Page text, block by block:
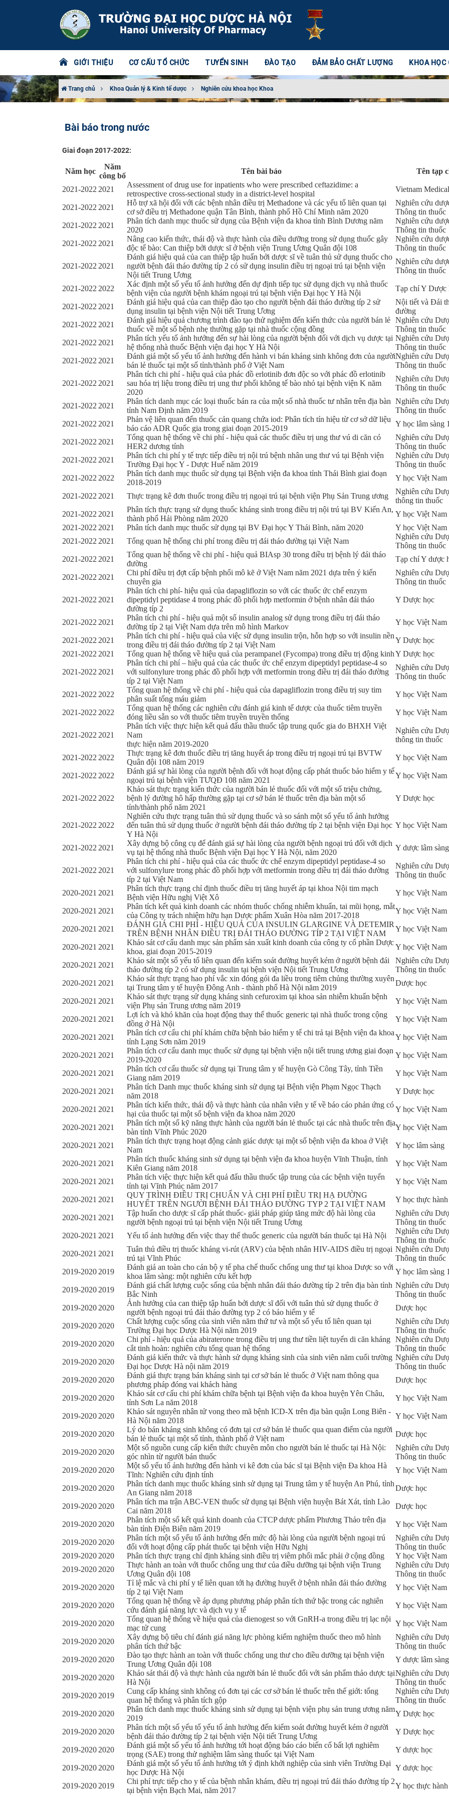
GIỚI THIỆU CƠ CẤU TỔ CHỨC TUYỂN SINH ĐÀO TẠO ĐẢM BẢO CHẤT LƯỢNG KHOA HỌC
Trang chủ Khoa Quản lý & Kinh tế dược Nghiên cứu khoa học Khoa
Bài báo trong nước
Giai đoạn 2017-2022:
Năm học
Năm
công bố
Tên bài báo Tên tạp
2021-2022 2021
Assessment of drug use for inpatients who were prescribed ceftazidime: a
retrospective cross-sectional study in a district-level hospital
Vietnam
2021-2022 2021
Hỗ trợ xã hội đối với các bệnh nhân điều trị Methadone và các yếu tố liên quan tại
cơ sở điều trị Methadone quận Tân Bình, thành phố Hồ Chí Minh năm 2020
Nghiên cứu
Thông tin thuốc
2021-2022 2021
Phân tích danh mục thuốc sử dụng của Bệnh viện đa khoa tỉnh Bình Dương năm
2020
Nghiên cứu
Thông tin thuốc
2021-2022 2021
Nâng cao kiến thức, thái độ và thực hành của điều dưỡng trong sử dụng thuốc gây
độc tế bào: Can thiệp bởi dược sĩ ở bệnh viện Trung Ương Quân đội 108
Nghiên cứu
Thông tin thuốc
2021-2022 2021
Đánh giá hiệu quả của can thiệp tập huấn bởi dược sĩ về tuân thủ sử dụng thuốc cho
người bệnh đái tháo đường típ 2 có sử dụng insulin điều trị ngoại trú tại bệnh viện
Nội tiết Trung Ương
Nghiên cứu
Thông tin thuốc
2021-2022 2022
Xác định một số yếu tố ảnh hưởng đến dự định tiếp tục sử dụng dịch vụ nhà thuốc
bệnh viện của người bệnh khám ngoại trú tại bệnh viện Đại học Y Hà Nội
Tạp chí Y Dược
2021-2022 2021
Đánh giá hiệu quả của can thiệp đào tạo cho người bệnh đái tháo đường típ 2 sử
dụng insulin tại bệnh viện Nội tiết Trung Ương
Nội tiết và Đái
đường
2021-2022 2021
Đánh giá hiệu quả chương trình đào tạo thử nghiệm đến kiến thức của người bán lẻ
thuốc về một số bệnh nhẹ thường gặp tại nhà thuốc cộng đồng
Nghiên cứu
Thông tin thuốc
2021-2022 2021
Phân tích yếu tố ảnh hưởng đến sự hài lòng của người bệnh đối với dịch vụ dược tại
hệ thống nhà thuốc Bệnh viện đại học Y Hà Nội
Nghiên cứu
Thông tin thuốc
2021-2022 2021
Đánh giá một số yếu tố ảnh hưởng đến hành vi bán kháng sinh không đơn của người
bán lẻ thuốc tại một số tỉnh/thành phố ở Việt Nam
Nghiên cứu
Thông tin thuốc
2021-2022 2021
Phân tích chi phí - hiệu quả của phác đồ erlotinib đơn độc so với phác đồ erlotinib
sau hóa trị liệu trong điều trị ung thư phổi không tế bào nhỏ tại bệnh viện K năm
2020
Nghiên cứu
Thông tin thuốc
2021-2022 2021
Phân tích danh mục các loại thuốc bán ra của một số nhà thuốc tư nhân trên địa bàn
tỉnh Nam Định năm 2019
Nghiên cứu
Thông tin thuốc
2021-2022 2021
Phản vệ liên quan đến thuốc cản quang chứa iod: Phân tích tín hiệu từ cơ sở dữ liệu
báo cáo ADR Quốc gia trong giai đoạn 2015-2019
Y học lâm sàng
2021-2022 2021
Tổng quan hệ thống về chi phí - hiệu quả các thuốc điều trị ung thư vú di căn có
HER2 dương tính
Nghiên cứu
Thông tin thuốc
2021-2022 2021
Phân tích chi phí y tế trực tiếp điều trị nội trú bệnh nhân ung thư vú tại Bệnh viện
Trường Đại học Y - Dược Huế năm 2019
Nghiên cứu
Thông tin thuốc
2021-2022 2022
Phân tích danh mục thuốc sử dụng tại Bệnh viện đa khoa tỉnh Thái Bình giai đoạn
2018-2019
Y học Việt Nam
2021-2022 2021 Thực trạng kê đơn thuốc trong điều trị ngoại trú tại bệnh viện Phụ Sản Trung ương
Nghiên cứu
thông tin thuốc
2021-2022 2021
Phân tích thực trạng sử dụng thuốc kháng sinh trong điều trị nội trú tại BV Kiến An,
thành phố Hải Phòng năm 2020
Y học Việt Nam
2021-2022 2021 Phân tích danh mục thuốc sử dụng tại BV Đại học Y Thái Bình, năm 2020
Y học Việt Nam
2021-2022 2021 Tổng quan hệ thống chi phí trong điều trị đái tháo đường tại Việt Nam
Nghiên cứu
Thông tin thuốc
2021-2022 2021
Tổng quan hệ thống về chi phí - hiệu quả BIAsp 30 trong điều trị bệnh lý đái tháo
đường
Tạp chí Y dược
2021-2022 2021
Chi phí điều trị đợt cấp bệnh phổi mô kẽ ở Việt Nam năm 2021 dựa trên ý kiến
chuyên gia
Nghiên cứu
Thông tin thuốc
2021-2022 2021
Phân tích chi phí- hiệu quả của dapagliflozin so với các thuốc ức chế enzym
dipeptidyl peptidase 4 trong phác đồ phối hợp metformin ở bệnh nhân đái tháo
đường típ 2
Y Dược học
2021-2022 2021
Phân tích chi phí - hiệu quả một số insulin analog sử dụng trong điều trị đái tháo
đường típ 2 tại Việt Nam dựa trên mô hình Markov
Y học Việt Nam
2021-2022 2021
Phân tích chi phí - hiệu quả của việc sử dụng insulin trộn, hỗn hợp so với insulin nền
trong điều trị đái tháo đường típ 2 tại Việt Nam
Y Dược học
2021-2022 2021 Tổng quan hệ thống về hiệu quả của perampanel (Fycompa) trong điều trị động kinhY Dược học
2021-2022 2021
Phân tích chi phí – hiệu quả của các thuốc ức chế enzym dipeptidyl peptidase-4 so
với sulfonylure trong phác đồ phối hợp với metformin trong điều trị đái tháo đường
típ 2 tại Việt Nam
Nghiên cứu
Thông tin thuốc
2021-2022 2022
Tổng quan hệ thống về chi phí - hiệu quả của dapagliflozin trong điều trị suy tim
phân suất tống máu giảm
Y học Việt Nam
2021-2022 2022
Tổng quan hệ thống các nghiên cứu đánh giá kinh tế dược của thuốc tiêm truyền
đóng liều sẵn so với thuốc tiêm truyền truyền thống
Y học Việt Nam
2021-2022 2021
Phân tích việc thực hiện kết quả đấu thầu thuốc tập trung quốc gia do BHXH Việt
Nam
thực hiện năm 2019-2020
Nghiên cứu
thông tin thuốc
2021-2022 2022
Thực trạng kê đơn thuốc điều trị tăng huyết áp trong điều trị ngoại trú tại BVTW
Quân đội 108 năm 2019
Y học Việt Nam
2021-2022 2022
Đánh giá sự hài lòng của người bệnh đối với hoạt động cấp phát thuốc bảo hiểm y tế
ngoại trú tại bệnh viện TƯQĐ 108 năm 2021
Y học Việt Nam
2021-2022 2022
Khảo sát thực trạng kiến thức của người bán lẻ thuốc đối với một số triệu chứng,
bệnh lý đường hô hấp thường gặp tại cơ sở bán lẻ thuốc trên địa bàn một số
tỉnh/thành phố năm 2021
Y Dược học
2021-2022 2022
Nghiên cứu thực trạng tuân thủ sử dụng thuốc và so sánh một số yếu tố ảnh hưởng
đến tuân thủ sử dụng thuốc ở người bệnh đái tháo đường típ 2 tại bệnh viện Đại học
Y Hà Nội
Y học Việt Nam
2021-2022 2021
Xây dựng bộ công cụ để đánh giá sự hài lòng của người bệnh ngoại trú đối với dịch
vụ tại hệ thống nhà thuốc Bệnh viện Đại học Y Hà Nội, năm 2020
Y dược lâm
2021-2022 2021
Phân tích chi phí - hiệu quả của các thuốc ức chế enzym dipeptidyl peptidase-4 so
với sulfonylure trong phác đồ phối hợp với metformin trong điều trị đái tháo đường
típ 2 tại Việt Nam
Nghiên cứu
Thông tin thuốc
2020-2021 2021
Phân tích thực trạng chỉ định thuốc điều trị tăng huyết áp tại khoa Nội tim mạch
Bệnh viện Hữu nghị Việt Xô
Y học Việt Nam
2020-2021 2021
Phân tích kết quả kinh doanh các nhóm thuốc chống nhiễm khuẩn, tai mũi họng, mắt
của Công ty trách nhiệm hữu hạn Dược phẩm Xuân Hòa năm 2017-2018
Y học Việt Nam
2020-2021 2021
ĐÁNH GIÁ CHI PHÍ - HIỆU QUẢ CỦA INSULIN GLARGINE VÀ DETEMIR
TRÊN BỆNH NHÂN ĐIỀU TRỊ ĐÁI THÁO ĐƯỜNG TÍP 2 TẠI VIỆT NAM
Y học Việt Nam
2020-2021 2021
Khảo sát cơ cấu danh mục sản phẩm sản xuất kinh doanh của công ty cổ phần Dược
khoa, giai đoạn 2015-2019
Y học Việt Nam
2020-2021 2021
Khảo sát một số yếu tố liên quan đến kiểm soát đường huyết kém ở người bệnh đái
tháo đường típ 2 có sử dụng insulin tại bệnh viện Nội tiết Trung Ương
Nghiên cứu
Thông tin thuốc
2020-2021 2021
Khảo sát thực trạng hao phí vắc xin đóng gói đa liều trong tiêm chủng thường xuyên
tại Trung tâm y tế huyện Đông Anh - thành phố Hà Nội năm 2019
Dược học
2020-2021 2021
Khảo sát thực trạng sử dụng kháng sinh cefuroxim tại khoa sản nhiễm khuẩn bệnh
viện Phụ sản Trung ương năm 2019
Y học Việt Nam
2020-2021 2021
Lợi ích và khó khăn của hoạt động thay thế thuốc generic tại nhà thuốc trong cộng
đồng ở Hà Nội
Y học Việt Nam
2020-2021 2021
Phân tích cơ cấu chi phí khám chữa bệnh bảo hiểm y tế chi trả tại Bệnh viện đa khoa
tỉnh Lạng Sơn năm 2019
Y học Việt Nam
2020-2021 2021
Phân tích cơ cấu danh mục thuốc sử dụng tại bệnh viện nội tiết trung ương giai đoạn
2019-2020
Y học Việt Nam
2020-2021 2021
Phân tích cơ cấu thuốc sử dụng tại Trung tâm y tế huyện Gò Công Tây, tỉnh Tiền
Giang năm 2019
Y học Việt Nam
2020-2021 2021
Phân tích Danh mục thuốc kháng sinh sử dụng tại Bệnh viện Phạm Ngọc Thạch
năm 2018
Y Dược học
2020-2021 2021
Phân tích kiến thức, thái độ và thực hành của nhân viên y tế về báo cáo phản ứng có
hại của thuốc tại một số bệnh viện đa khoa năm 2020
Y học Việt Nam
2020-2021 2021
Phân tích một số kỹ năng thực hành của người bán lẻ thuốc tại các nhà thuốc trên địa
bàn tỉnh Vĩnh Phúc 2020
Y học Việt Nam
2020-2021 2021
Phân tích thực trạng hoạt động cảnh giác dược tại một số bệnh viện đa khoa ở Việt
Nam
Y học lâm sàng
2020-2021 2021
Phân tích thuốc kháng sinh sử dụng tại bệnh viện đa khoa huyện Vĩnh Thuận, tỉnh
Kiên Giang năm 2018
Y học Việt Nam
2020-2021 2021
Phân tích việc thực hiện kết quả đấu thầu thuốc tập trung của các bệnh viện tuyến
tỉnh tại Vĩnh Phúc năm 2017
Y học Việt Nam
2020-2021 2021
QUY TRÌNH ĐIỀU TRỊ CHUẨN VÀ CHI PHÍ ĐIỀU TRỊ HẠ ĐƯỜNG
HUYẾT TRÊN NGƯỜI BỆNH ĐÁI THÁO ĐƯỜNG TYP 2 TẠI VIỆT NAM
Y học thực hành
2020-2021 2021
Tập huấn cho dược sĩ cấp phát thuốc- giải pháp giúp tăng mức độ hài lòng của
người bệnh ngoại trú tại bệnh viện Nội tiết Trung Ương
Nghiên cứu
Thông tin thuốc
2020-2021 2021 Yếu tố ảnh hưởng đến việc thay thế thuốc generic của người bán thuốc tại Hà Nội
Nghiên cứu
Thông tin thuốc
2020-2021 2021
Tuân thủ điều trị thuốc kháng vi-rút (ARV) của bệnh nhân HIV-AIDS điều trị ngoại
trú tại Vĩnh Phúc
Nghiên cứu
Thông tin thuốc
2019-2020 2019
Đánh giá an toàn cho cán bộ y tế pha chế thuốc chống ung thư tại khoa Dược so với
khoa lâm sàng: một nghiên cứu kết hợp
Y học lâm sàng
2019-2020 2019
Đánh giá chất lượng cuộc sống của bệnh nhân đái tháo đường típ 2 trên địa bàn tỉnh
Bắc Ninh
Nghiên cứu
Thông tin thuốc
2019-2020 2020
Ảnh hưởng của can thiệp tập huấn bởi dược sĩ đối với tuân thủ sử dụng thuốc ở
người bệnh ngoại trú đái tháo đường typ 2 có bảo hiểm y tế
Dược học
2019-2020 2020
Chất lượng cuộc sống của sinh viên năm thứ tư và một số yếu tố liên quan tại
Trường Đại học Dược Hà Nội năm 2019
Nghiên cứu
Thông tin thuốc
2019-2020 2020
Chi phí - hiệu quả của abiraterone trong điều trị ung thư tiền liệt tuyến di căn kháng
cắt tinh hoàn: nghiên cứu tổng quan hệ thống
Nghiên cứu
Thông tin thuốc
2019-2020 2020
Đánh giá kiến thức và thực hành sử dụng kháng sinh của sinh viên năm cuối trường
Đại học Dược Hà nội năm 2019
Nghiên cứu
Thông tin thuốc
2019-2020 2020
Đánh giá thực trạng bán kháng sinh tại cơ sở bán lẻ thuốc ở Việt nam thông qua
phương pháp đóng vai khách hàng
Dược học
2019-2020 2020
Khảo sát cơ cấu chi phí khám chữa bệnh tại Bệnh viện đa khoa huyện Yên Châu,
tỉnh Sơn La năm 2018
Y học Việt Nam
2019-2020 2020
Khảo sát nguyên nhân tử vong theo mã bệnh ICD-X trên địa bàn quận Long Biên -
Hà Nội năm 2018
Y học Việt Nam
2019-2020 2020
Lý do bán kháng sinh không có đơn tại cơ sở bán lẻ thuốc qua quan điểm của người
bán lẻ thuốc tại một số tỉnh, thành phố ở Việt nam
Dược học
2019-2020 2020
Một số nguồn cung cấp kiến thức chuyên môn cho người bán lẻ thuốc tại Hà Nội:
góc nhìn từ người bán thuốc
Nghiên cứu
Thông tin thuốc
2019-2020 2020
Một số yếu tố ảnh hưởng đến hành vi kê đơn của bác sĩ tại Bệnh viện Đa khoa Hà
Tĩnh: Nghiên cứu định tính
Y học Việt Nam
2019-2020 2020
Phân tích danh mục thuốc kháng sinh sử dụng tại Trung tâm y tế huyện An Phú, tỉnh
An Giang năm 2018
Dược học
2019-2020 2020
Phân tích ma trận ABC-VEN thuốc sử dụng tại Bệnh viện huyện Bát Xát, tỉnh Lào
Cai năm 2018
Dược học
2019-2020 2020
Phân tích một số kết quả kinh doanh của CTCP dược phẩm Phương Thảo trên địa
bàn tỉnh Điện Biên năm 2019
Y học Việt Nam
2019-2020 2020
Phân tích một số yếu tố ảnh hưởng đến mức độ hài lòng của người bệnh ngoại trú
đối với hoạt động cấp phát thuốc tại bệnh viện Hữu Nghị
Nghiên cứu
Thông tin thuốc
2019-2020 2020 Phân tích thực trạng chỉ định kháng sinh điều trị viêm phổi mắc phải ở cộng đồng
Y học Việt Nam
2019-2020 2020
Thực hành an toàn với thuốc chống ung thư của điều dưỡng tại bệnh viện Trung
Ương Quân đội 108
Nghiên cứu
Thông tin thuốc
2019-2020 2020
Tỉ lệ mắc và chi phí y tế liên quan tới hạ đường huyết ở bệnh nhân đái tháo đường
típ 2 tại Việt Nam
Y học Việt Nam
2019-2020 2020
Tổng quan hệ thống về áp dụng phương pháp phân tích thứ bậc trong các nghiên
cứu đánh giá năng lực và dịch vụ y tế
Y học Việt Nam
2019-2020 2020
Tổng quan hệ thống về hiệu quả của dienogest so với GnRH-a trong điều trị lạc nội
mạc tử cung
Y học Việt Nam
2019-2020 2020
Xây dựng bộ tiêu chí đánh giá năng lực phòng kiểm nghiệm thuốc theo mô hình
phân tích thứ bậc
Nghiên cứu
Thông tin thuốc
2019-2020 2020
Đào tạo thực hành an toàn với thuốc chống ung thư cho điều dưỡng tại bệnh viện
Trung Ương Quân đội 108
Y dược lâm
2019-2020 2020
Khảo sát thái độ và thực hành của người bán lẻ thuốc đối với sản phẩm thảo dược tại
Hà Nội
Nghiên cứu
Thông tin thuốc
2019-2020 2019
Cung cấp kháng sinh không có đơn tại các cơ sở bán lẻ thuốc trên thế giới: tổng
quan hệ thống và phân tích gộp
Nghiên cứu
Thông tin thuốc
2019-2020 2020
Phân tích danh mục thuốc kháng sinh sử dụng tại bệnh viện phụ sản trung ương năm
2019
Y Dược học
2019-2020 2020
Phân tích một số yếu tố yếu tố ảnh hưởng đến kiểm soát đường huyết kém ở người
bệnh đái tháo đường típ 2 tại bệnh viện Nội tiết Trung Ương
Y Dược học
2019-2020 2020
Đánh giá một số yếu tố ảnh hưởng tới hoạt động báo cáo biến cố bất lợi nghiêm
trọng (SAE) trong thử nghiệm lâm sàng thuốc tại Việt Nam
Y dược học
2019-2020 2020
Đánh giá một số yếu tố ảnh hưởng tới ý định khởi nghiệp của sinh viên Trường Đại
học Dược Hà Nội
Y dược học
2019-2020 2019
Chi phí trực tiếp cho y tế của bệnh nhân khám, điều trị ngoại trú đái tháo đường típ 2
tại bệnh viện Bạch Mai, năm 2017
Y học thực hành